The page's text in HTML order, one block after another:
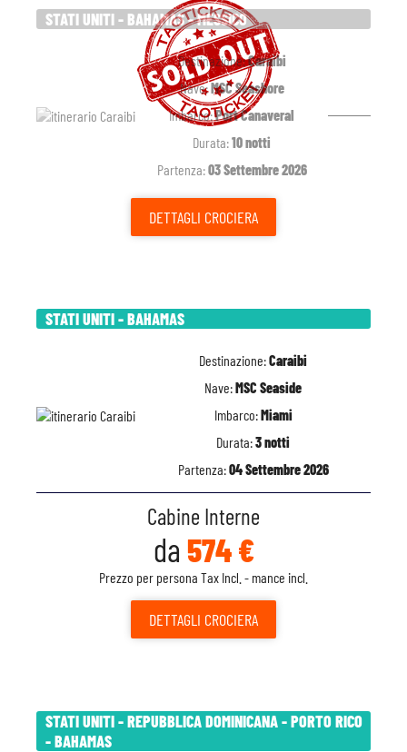
STATI UNITI - BAHAMAS - MESSICO
Destinazione:Caraibi
Nave:MSC Seashore
Imbarco:Port Canaveral
Durata:10 notti
Partenza:03 Settembre 2026
DETTAGLI CROCIERA
STATI UNITI - BAHAMAS
Destinazione:Caraibi
Nave:MSC Seaside
Imbarco:Miami
Durata:3 notti
Partenza:04 Settembre 2026
Cabine Interne
da 574 €
Prezzo per persona Tax Incl. - mance incl.
DETTAGLI CROCIERA
STATI UNITI - REPUBBLICA DOMINICANA - PORTO RICO
- BAHAMAS